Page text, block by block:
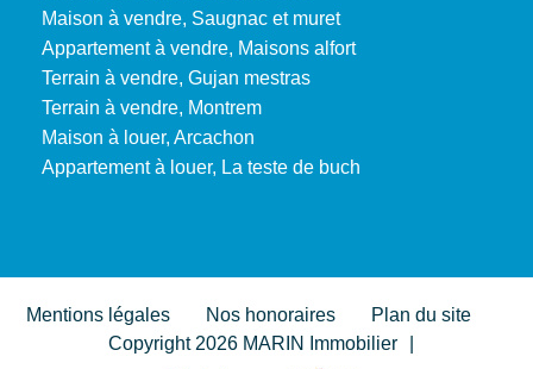
Maison à vendre, Saugnac et muret
Appartement à vendre, Maisons alfort
Terrain à vendre, Gujan mestras
Terrain à vendre, Montrem
Maison à louer, Arcachon
Appartement à louer, La teste de buch
Mentions légales Nos honoraires
Plan du site
Copyright 2026 MARIN Immobilier